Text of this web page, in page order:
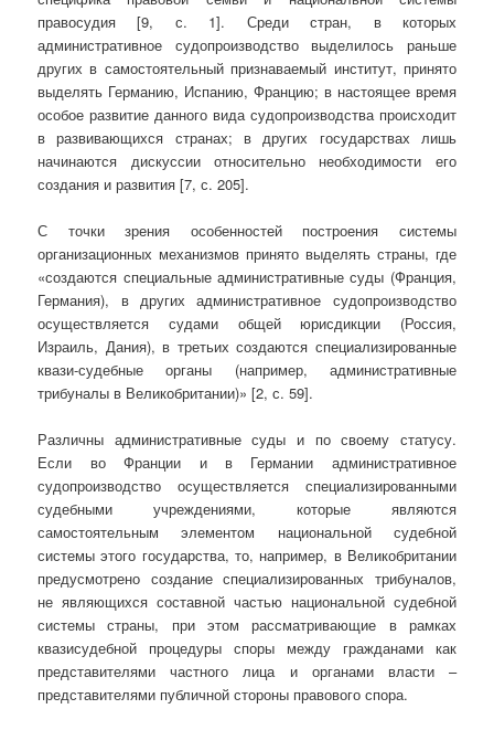
правосудия [9, с. 1]. Среди стран, в которых
административное судопроизводство выделилось раньше
других в самостоятельный признаваемый институт, принято
выделять Германию, Испанию, Францию; в настоящее время
особое развитие данного вида судопроизводства происходит
в развивающихся странах; в других государствах лишь
начинаются дискуссии относительно необходимости его
создания и развития [7, с. 205].
С точки зрения особенностей построения системы
организационных механизмов принято выделять страны, где
«создаются специальные административные суды (Франция,
Германия), в других административное судопроизводство
осуществляется судами общей юрисдикции (Россия,
Израиль, Дания), в третьих создаются специализированные
квази-судебные органы (например, административные
трибуналы в Великобритании)» [2, с. 59].
Различны административные суды и по своему статусу.
Если во Франции и в Германии административное
судопроизводство осуществляется специализированными
судебными учреждениями, которые являются
самостоятельным элементом национальной судебной
системы этого государства, то, например, в Великобритании
предусмотрено создание специализированных трибуналов,
не являющихся составной частью национальной судебной
системы страны, при этом рассматривающие в рамках
квазисудебной процедуры споры между гражданами как
представителями частного лица и органами власти –
представителями публичной стороны правового спора.